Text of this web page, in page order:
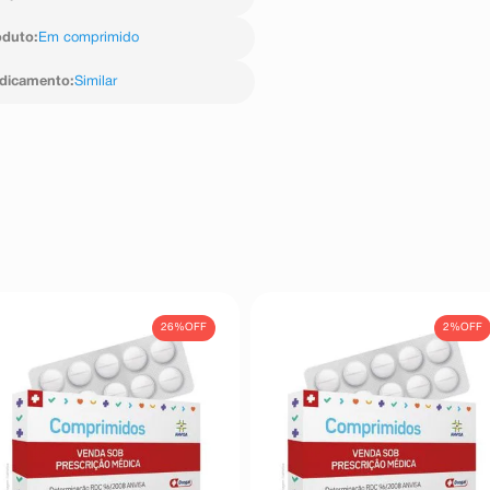
muito raramente (ocorrem em
pacientes que utilizam este
da perda de açúcar na urina,
pacientes que utilizam este
vermelhidão na pele.
pacientes que utilizam este
de todas as células do
visão embaçada ou
(coloração amarela intensa
reações anafiláticas, necrólise
pneumonite e edema
: Em comprimido
:Similar
26%OFF 2%OFF